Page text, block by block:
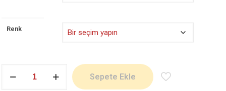
Renk
Christ
Sepete Ekle